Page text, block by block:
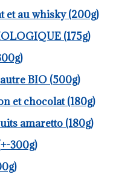
et au whisky (200g)
(175g)
BIO (500g)
et chocolat (180g)
amaretto (180g)
300g)